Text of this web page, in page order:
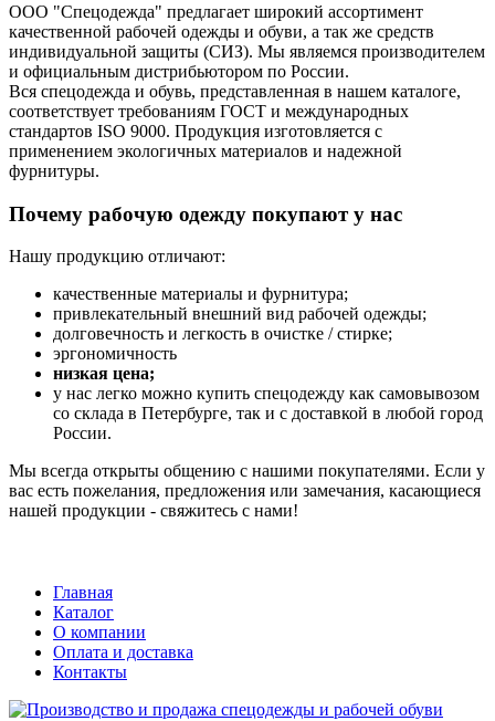
ООО "Спецодежда" предлагает широкий ассортимент
качественной рабочей одежды и обуви, а так же средств
индивидуальной защиты (СИЗ). Мы являемся производителем
и официальным дистрибьютором по России.
Вся спецодежда и обувь, представленная в нашем каталоге,
соответствует требованиям ГОСТ и международных
стандартов ISO 9000. Продукция изготовляется с
применением экологичных материалов и надежной
фурнитуры.
Почему рабочую одежду покупают у нас
Нашу продукцию отличают:
качественные материалы и фурнитура;
привлекательный внешний вид рабочей одежды;
долговечность и легкость в очистке / стирке;
эргономичность
низкая цена;
у нас легко можно купить спецодежду как самовывозом
со склада в Петербурге, так и с доставкой в любой город
России.
Мы всегда открыты общению с нашими покупателями. Если у
вас есть пожелания, предложения или замечания, касающиеся
нашей продукции - свяжитесь с нами!
Главная
Каталог
О компании
Оплата и доставка
Контакты